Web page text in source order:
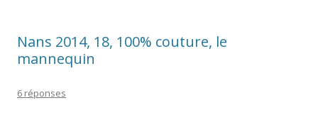
Nans 2014, 18, 100% couture, le
mannequin
6 réponses